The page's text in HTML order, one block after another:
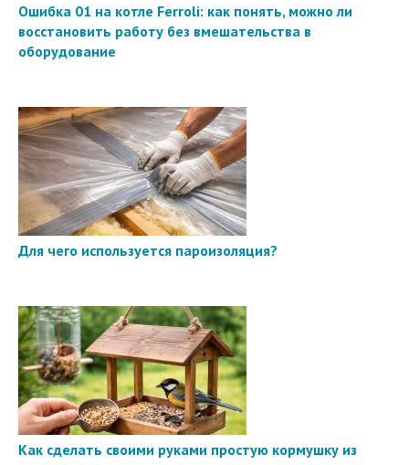
Ошибка 01 на котле Ferroli: как понять, можно ли
восстановить работу без вмешательства в
оборудование
Для чего используется пароизоляция?
Как сделать своими руками простую кормушку из